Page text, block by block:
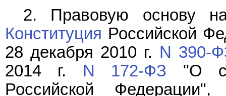
2. Правовую основу
Конституция Российской
28 декабря 2010 г. N 390-
2014 г. N 172-ФЗ "О
Российской